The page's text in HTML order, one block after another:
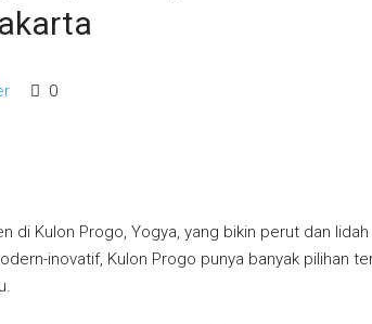
0
di Kulon Progo, Yogya, yang bikin perut dan
inovatif, Kulon Progo punya banyak pilihan